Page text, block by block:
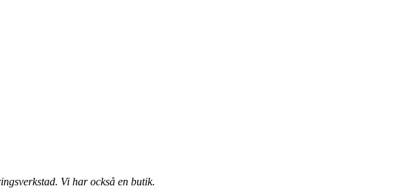
Vi har också en butik.